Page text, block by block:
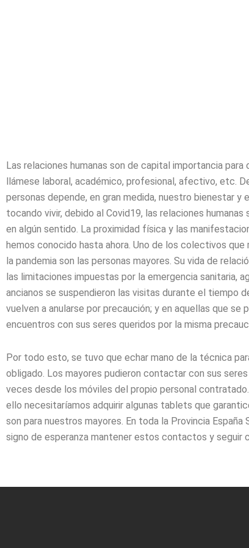
Las relaciones humanas son de capital importancia
llámese laboral, académico, profesional, afectivo, etc.
personas depende, en gran medida, nuestro bienestar
tocando vivir, debido al Covid19, las relaciones
en algún sentido. La proximidad física y las
hemos conocido hasta ahora. Uno de los colectivos
la pandemia son las personas mayores. Su vida de
las limitaciones impuestas por la emergencia sanitaria,
ancianos se suspendieron las visitas durante el tiempo
vuelven a anularse por precaución; y en aquellas que
encuentros con sus seres queridos por la misma
Por todo esto, se tuvo que echar mano de la técnica
obligado. Los mayores pudieron contactar con sus
veces desde los móviles del propio personal
ello necesitaríamos adquirir algunas tablets que
son para nuestros mayores. En toda la Provincia
signo de esperanza mantener estos contactos y seguir